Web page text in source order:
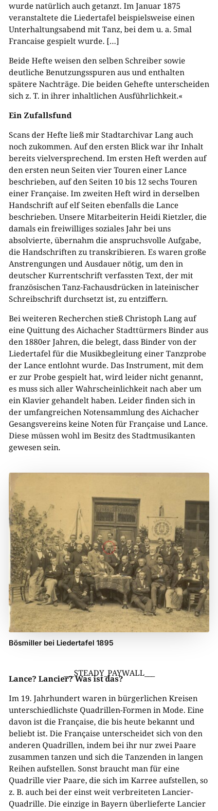
wurde natürlich auch getanzt. Im Januar 1875
veranstaltete die Liedertafel beispielsweise einen
Unterhaltungsabend mit Tanz, bei dem u. a. 5mal
Francaise gespielt wurde. […]
Beide Hefte weisen den selben Schreiber sowie
deutliche Benutzungsspuren aus und enthalten
spätere Nachträge. Die beiden Gehefte unterscheiden
sich z. T. in ihrer inhaltlichen Ausführlichkeit.«
Ein Zufallsfund
Scans der Hefte ließ mir Stadtarchivar Lang auch
noch zukommen. Auf den ersten Blick war ihr Inhalt
bereits vielversprechend. Im ersten Heft werden auf
den ersten neun Seiten vier Touren einer Lance
beschrieben, auf den Seiten 10 bis 12 sechs Touren
einer Française. Im zweiten Heft wird in derselben
Handschrift auf elf Seiten ebenfalls die Lance
beschrieben. Unsere Mitarbeiterin Heidi Rietzler, die
damals ein freiwilliges soziales Jahr bei uns
absolvierte, übernahm die anspruchsvolle Aufgabe,
die Handschriften zu transkribieren. Es waren große
Anstrengungen und Ausdauer nötig, um den in
deutscher Kurrentschrift verfassten Text, der mit
französischen Tanz-Fachausdrücken in lateinischer
Schreibschrift durchsetzt ist, zu entziffern.
Bei weiteren Recherchen stieß Christoph Lang auf
eine Quittung des Aichacher Stadttürmers Binder aus
den 1880er Jahren, die belegt, dass Binder von der
Liedertafel für die Musikbegleitung einer Tanzprobe
der Lance entlohnt wurde. Das Instrument, mit dem
er zur Probe gespielt hat, wird leider nicht genannt,
es muss sich aller Wahrscheinlichkeit nach aber um
ein Klavier gehandelt haben. Leider finden sich in
der umfangreichen Notensammlung des Aichacher
Gesangsvereins keine Noten für Française und Lance.
Diese müssen wohl im Besitz des Stadtmusikanten
gewesen sein.
Bösmiller bei Liedertafel 1895
___STEADY_PAYWALL___
Lance? Lancier? Was ist das?
Im 19. Jahrhundert waren in bürgerlichen Kreisen
unterschiedlichste Quadrillen-Formen in Mode. Eine
davon ist die Française, die bis heute bekannt und
beliebt ist. Die Française unterscheidet sich von den
anderen Quadrillen, indem bei ihr nur zwei Paare
zusammen tanzen und sich die Tanzenden in langen
Reihen aufstellen. Sonst braucht man für eine
Quadrille vier Paare, die sich im Karree aufstellen, so
z. B. auch bei der einst weit verbreiteten Lancier-
Quadrille. Die einzige in Bayern überlieferte Lancier